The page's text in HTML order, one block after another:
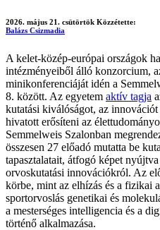
2026. május 21. csütörtök Közzétette:
Balázs Csizmadia
A kelet-közép-európai országok
intézményeiből álló konzorcium,
minikonferenciáját idén a
8. között. Az egyetem aktív tagja
kutatási kiválóságot, az
hivatott erősíteni az
Semmelweis Szalonban
összesen 27 előadó mutatta be
tapasztalatait, átfogó képet
orvoskutatási innovációkról. Az
körbe, mint az elhízás és a fizikai
sportorvoslás genetikai és
a mesterséges intelligencia és a
történő alkalmazása.